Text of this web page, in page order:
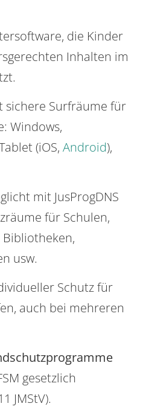
die Kinder
Inhalten im
sichere Surfräume für
Windows,
(iOS, Android),
mit JusProgDNS
für Schulen,
usw.
Schutz für
auch bei mehreren
gesetzlich
JMStV).